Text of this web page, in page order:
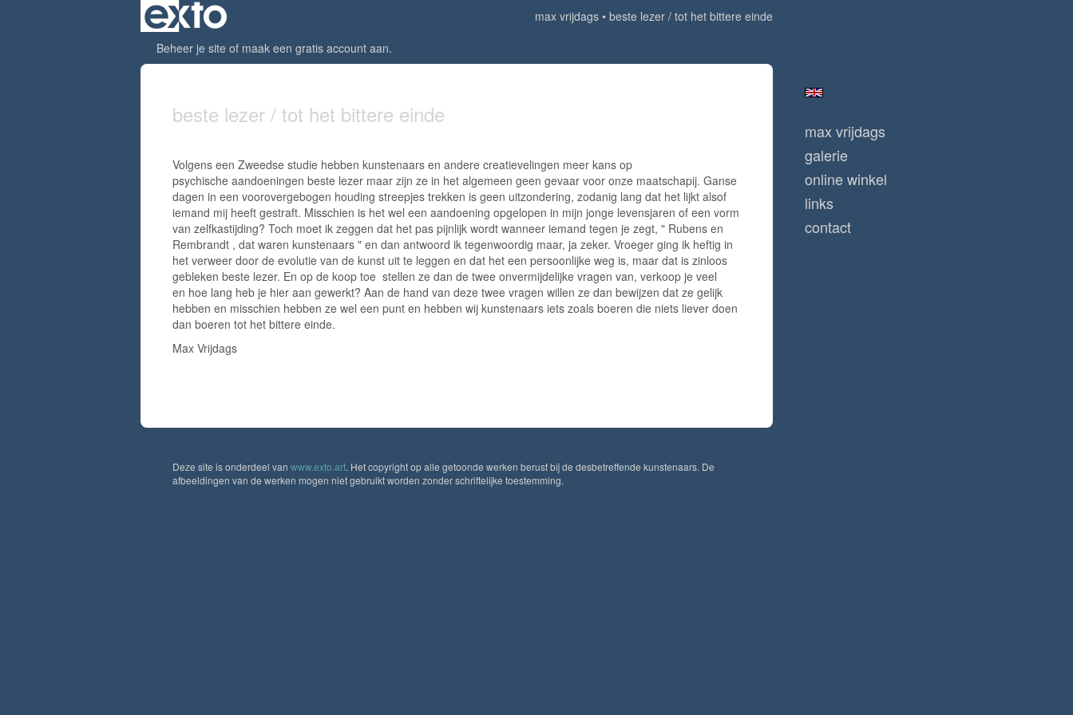
max vrijdags
beste lezer / tot het bittere einde
Beheer je site of maak een gratis account aan.
beste lezer / tot het bittere einde
Volgens een Zweedse studie hebben kunstenaars en andere creatievelingen meer kans op
psychische aandoeningen beste lezer maar zijn ze in het algemeen geen gevaar voor onze maatschapij. Ganse
dagen in een voorovergebogen houding streepjes trekken is geen uitzondering, zodanig lang dat het lijkt alsof
iemand mij heeft gestraft. Misschien is het wel een aandoening opgelopen in mijn jonge levensjaren of een vorm
van zelfkastijding? Toch moet ik zeggen dat het pas pijnlijk wordt wanneer iemand tegen je zegt, " Rubens en
Rembrandt , dat waren kunstenaars " en dan antwoord ik tegenwoordig maar, ja zeker. Vroeger ging ik heftig in
het verweer door de evolutie van de kunst uit te leggen en dat het een persoonlijke weg is, maar dat is zinloos
gebleken beste lezer. En op de koop toe stellen ze dan de twee onvermijdelijke vragen van, verkoop je veel
en hoe lang heb je hier aan gewerkt? Aan de hand van deze twee vragen willen ze dan bewijzen dat ze gelijk
hebben en misschien hebben ze wel een punt en hebben wij kunstenaars iets zoals boeren die niets liever doen
dan boeren tot het bittere einde.
Max Vrijdags
max vrijdags
galerie
online winkel
links
contact
Deze site is onderdeel van www.exto.art. Het copyright op alle getoonde werken berust bij de desbetreffende kunstenaars. De
afbeeldingen van de werken mogen niet gebruikt worden zonder schriftelijke toestemming.